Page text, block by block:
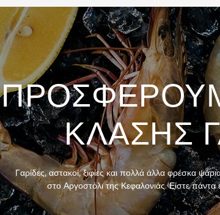
ΚΛΆΣΗΣ
Γαρίδες, αστακοί, ξιφίες και πολλά άλλα φρέσκα
στο Αργοστόλι της Κεφαλονιάς. Είστε πάντα